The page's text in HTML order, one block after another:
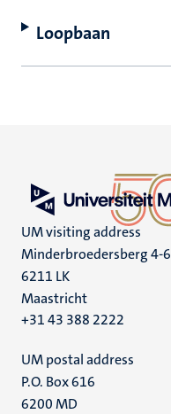
Loopbaan
UM visiting address
Minderbroedersberg 4-6
6211 LK
Maastricht
+31 43 388 2222
UM postal address
P.O. Box 616
6200 MD